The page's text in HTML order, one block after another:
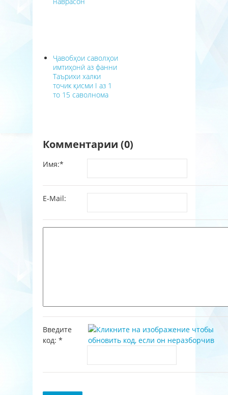
Ҷавобҳои саволҳои
имтиҳонӣ аз фанни
Таърихи халки
точик қисми I аз 1
то 15 саволнома
Комментарии (0)
Имя:*
E-Mail:
Введите
код: *